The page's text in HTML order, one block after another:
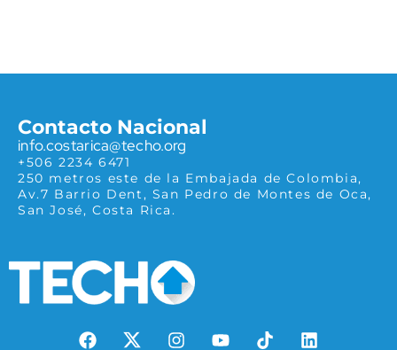
Contacto Nacional
info.costarica@techo.org
+506 2234 6471
250 metros este de la Embajada de Colombia,
Av.7 Barrio Dent, San Pedro de Montes de Oca,
San José, Costa Rica.